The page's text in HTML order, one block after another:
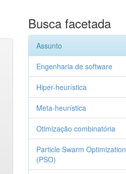
Busca facetada
Assunto
Engenharia de software
Hiper-heurística
Meta-heurística
Otimização combinatória
Particle Swarm Optimization
(PSO)